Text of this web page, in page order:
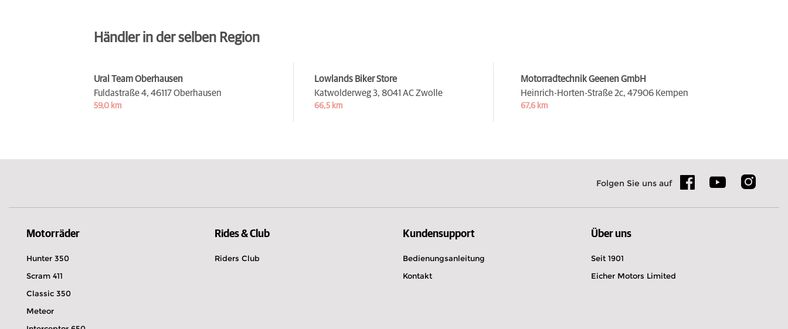
Händler in der selben Region
Ural Team Oberhausen
Fuldastraße 4, 46117 Oberhausen
59,0 km
Lowlands Biker Store
Katwolderweg 3, 8041 AC Zwolle
66,5 km
Motorradtechnik Geenen GmbH
Heinrich-Horten-Straße 2c, 47906 Kempen
67,6 km
Folgen Sie uns auf
Motorräder
Hunter 350
Scram 411
Classic 350
Meteor
Rides & Club
Riders Club
Kundensupport
Bedienungsanleitung
Kontakt
Über uns
Seit 1901
Eicher Motors Limited